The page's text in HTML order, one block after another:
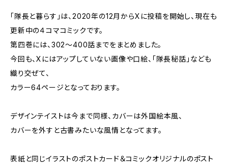
「隊長と暮らす」は、2020年の12月からXに投稿を開始し、現在も
更新中の４コマコミックです。
第四巻には、302〜400話までをまとめました。
今回も、Xにはアップしていない画像や口絵、「隊長秘話」なども
織り交ぜて、
カラー64ページとなっております。
デザインテイストは今まで同様、カバーは外国絵本風、
カバーを外すと古書みたいな風情となってます。
表紙と同じイラストのポストカード＆コミックオリジナルのポスト